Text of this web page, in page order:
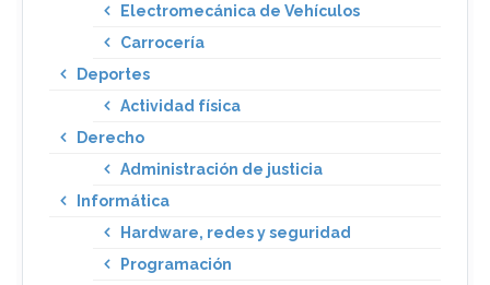
Electromecánica de Vehículos
Carrocería
Deportes
Actividad física
Derecho
Administración de justicia
Informática
Hardware, redes y seguridad
Programación